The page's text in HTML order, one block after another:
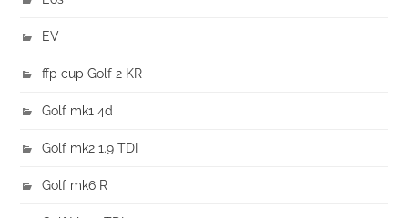
EV
ffp cup Golf 2 KR
Golf mk1 4d
Golf mk2 1.9 TDI
Golf mk6 R